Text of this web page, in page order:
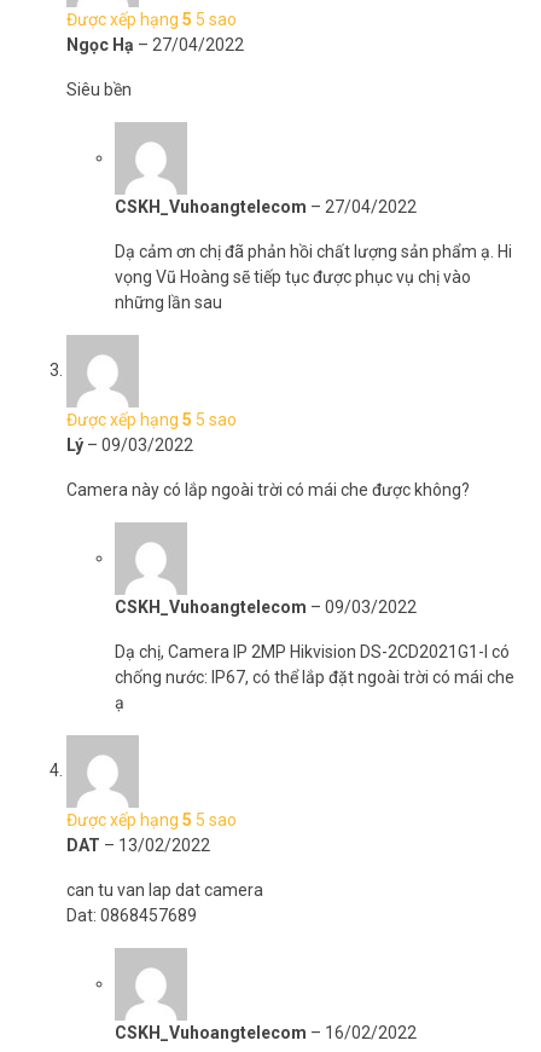
lòng liên hệ HOTLINE1900.9259
khảo thêm hình ảnh tạiFacebook Vuhoangtelecom
Được xếp hạng 5 5 sao
Ngọc Hạ – 27/04/2022
Siêu bền
CSKH_Vuhoangtelecom – 27/04/2022
Dạ cảm ơn chị đã phản hồi chất lượng sản phẩm ạ. Hi
vọng Vũ Hoàng sẽ tiếp tục được phục vụ chị vào
những lần sau
Được xếp hạng 5 5 sao
Lý – 09/03/2022
Camera này có lắp ngoài trời có mái che được không?
CSKH_Vuhoangtelecom – 09/03/2022
Dạ chị, Camera IP 2MP Hikvision DS-2CD2021G1-I có
chống nước: IP67, có thể lắp đặt ngoài trời có mái che
ạ
Được xếp hạng 5 5 sao
DAT – 13/02/2022
can tu van lap dat camera
Dat: 0868457689
CSKH_Vuhoangtelecom – 16/02/2022